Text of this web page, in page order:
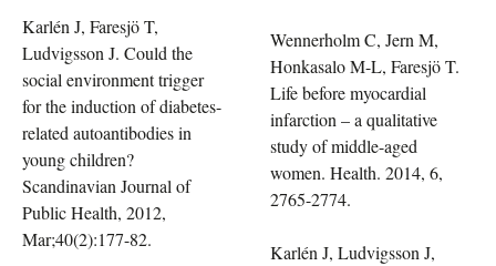
Karlén J, Faresjö T,
Ludvigsson J. Could the
social environment trigger
for the induction of diabetes-
related autoantibodies in
young children?
Scandinavian Journal of
Public Health, 2012,
Mar;40(2):177-82.
Wennerholm C, Jern M,
Honkasalo M-L, Faresjö T.
Life before myocardial
infarction – a qualitative
study of middle-aged
women. Health. 2014, 6,
2765-2774.
Karlén J, Ludvigsson J,